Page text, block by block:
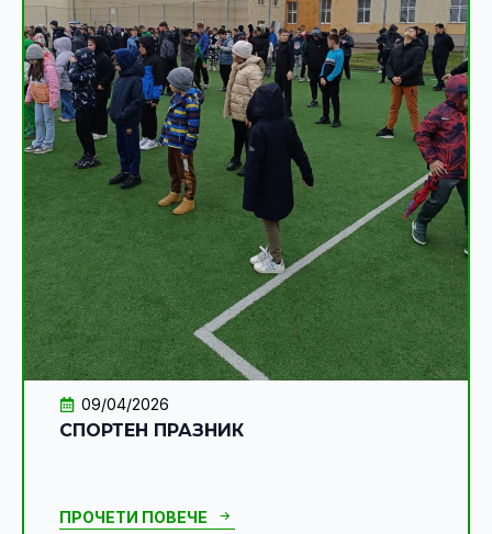
09/04/2026
СПОРТЕН ПРАЗНИК
ПРОЧЕТИ ПОВЕЧЕ